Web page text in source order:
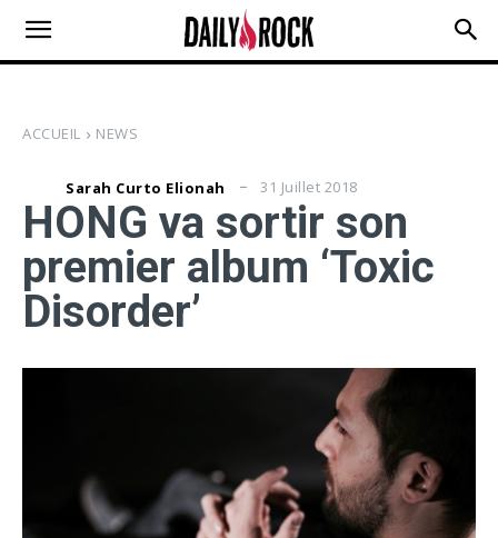
ACCUEIL NEWS
Sarah Curto Elionah 31 Juillet 2018
HONG va sortir son
premier album ‘Toxic
Disorder’